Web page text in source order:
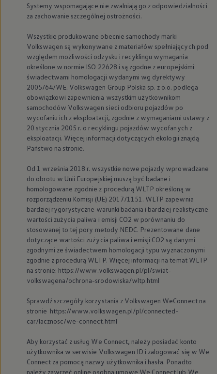
Systemy wspomagające nie zwalniają go z odpowiedzialności
za zachowanie szczególnej ostrożności.
Wszystkie produkowane obecnie samochody marki
Volkswagen są wykonywane z materiałów spełniających pod
względem możliwości odzysku i recyklingu wymagania
określone w normie ISO 22628 i są zgodne z europejskimi
świadectwami homologacji wydanymi wg dyrektywy
2005/64/WE. Volkswagen Group Polska sp. z o.o. podlega
obowiązkowi zapewnienia wszystkim użytkownikom
samochodów Volkswagen sieci odbioru pojazdów po
wycofaniu ich z eksploatacji, zgodnie z wymaganiami ustawy z
20 stycznia 2005 r. o recyklingu pojazdów wycofanych z
eksploatacji. Więcej informacji dotyczących ekologii znajdą
Państwo na stronie.
Od 1 września 2018 r. wszystkie nowe pojazdy wprowadzane
do obrotu w Unii Europejskiej muszą być badane i
homologowane zgodnie z procedurą WLTP określoną w
rozporządzeniu Komisji (UE) 2017/1151. WLTP zapewnia
bardziej rygorystyczne warunki badania i bardziej realistyczne
wartości zużycia paliwa i emisji CO2 w porównaniu do
stosowanej to tej pory metody NEDC. Prezentowane dane
dotyczące wartości zużycia paliwa i emisji CO2 są danymi
zgodnymi ze świadectwem homologacji typu wyznaczonymi
zgodnie z procedurą WLTP. Więcej informacji na temat WLTP
na stronie: https://www.volkswagen.pl/pl/swiat-
volkswagena/ochrona-srodowiska/wltp.html
Sprawdź szczegóły korzystania z Volkswagen WeConnect na
stronie https://www.volkswagen.pl/pl/connected-
car/lacznosc/we-connect.html
Aby korzystać z usług We Connect, należy posiadać konto
użytkownika w serwisie Volkswagen ID i zalogować się w We
Connect za pomocą nazwy użytkownika i hasła. Ponadto
należy zawrzeć online osobną umowę We Connect lub We